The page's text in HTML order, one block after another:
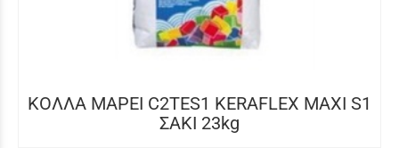
ΚΟΛΛΑ MAPEI C2TES1 KERAFLEX MAXI S1
ΣΑΚΙ 23kg